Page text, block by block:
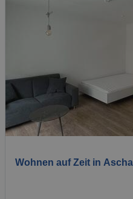
Wohnen auf Zeit in